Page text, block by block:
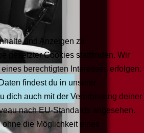
und Anzeigen zu
gesetzter Cookies stattfinden. Wir
berechtigten Interesses erfolgen.
findest du in unserer
dich auch mit der Verarbeitung deiner
nach EU-Standards angesehen.
die Möglichkeit eines